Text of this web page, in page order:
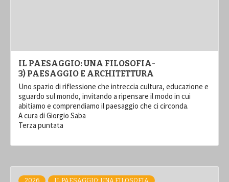
IL PAESAGGIO: UNA FILOSOFIA-
3) PAESAGGIO E ARCHITETTURA
Uno spazio di riflessione che intreccia cultura, educazione e
sguardo sul mondo, invitando a ripensare il modo in cui
abitiamo e comprendiamo il paesaggio che ci circonda.
A cura di Giorgio Saba
Terza puntata
2026 IL PAESAGGIO: UNA FILOSOFIA